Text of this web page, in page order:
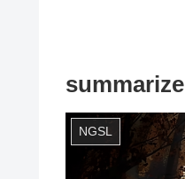
summarize
NGSL